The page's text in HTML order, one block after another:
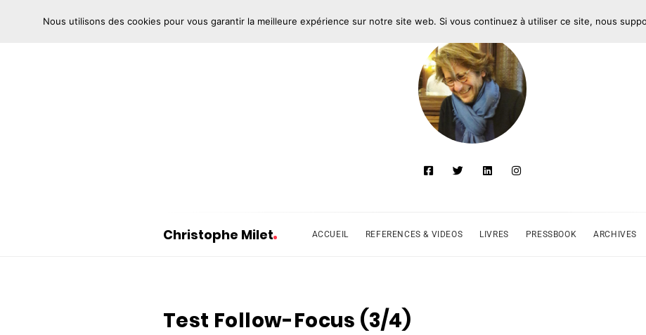
Christophe Milet
i
ACCUEIL REFERENCES & VIDEOS LIVRES PRESSBOOK ARCHIVES
Test Follow-Focus (3/4)
Nous utilisons des cookies pour vous garantir la meilleure expérience sur notre site web. Si vous continuez à utiliser ce site, nous